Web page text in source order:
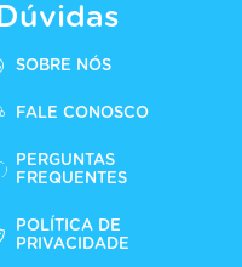
Dúvidas
SOBRE NÓS
FALE CONOSCO
PERGUNTAS
FREQUENTES
POLÍTICA DE
PRIVACIDADE